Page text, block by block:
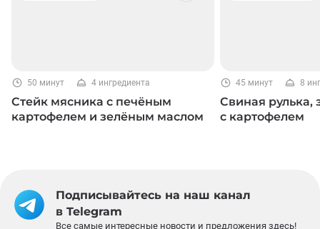
50 минут 4 ингредиента
Стейк мясника с печёным
картофелем и зелёным маслом
45 минут 8
Свиная рулька,
с картофелем
Подписывайтесь на наш канал
в Telegram
Все самые интересные новости и предложения здесь!